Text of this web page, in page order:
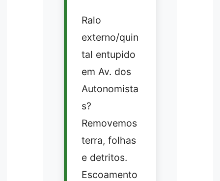
Ralo
externo/quin
tal entupido
em Av. dos
Autonomista
s?
Removemos
terra, folhas
e detritos.
Escoamento